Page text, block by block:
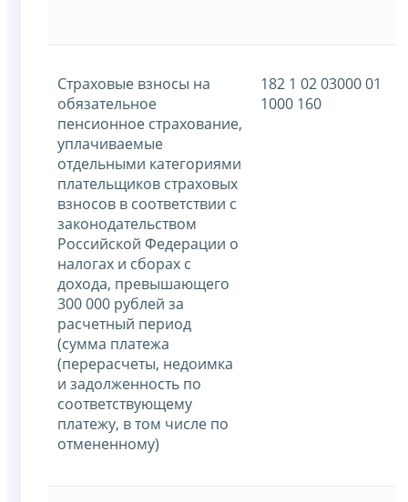
Страховые взносы на
обязательное
пенсионное страхование,
уплачиваемые
отдельными категориями
плательщиков страховых
взносов в соответствии с
законодательством
Российской Федерации о
налогах и сборах с
дохода, превышающего
300 000 рублей за
расчетный период
(сумма платежа
(перерасчеты, недоимка
и задолженность по
соответствующему
платежу, в том числе по
отмененному)
182 1 02 03000 01
1000 160